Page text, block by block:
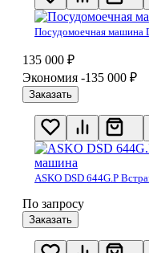
Посудомоечная машина
135 000 ₽
Экономия -135 000 ₽
Заказать
ASKO DSD 644G.P
По запросу
Заказать